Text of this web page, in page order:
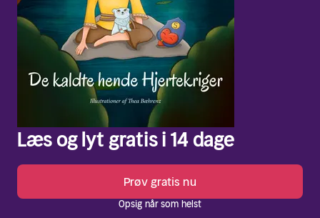
Læs og lyt gratis i 14 dage
Prøv gratis nu
Opsig når som helst